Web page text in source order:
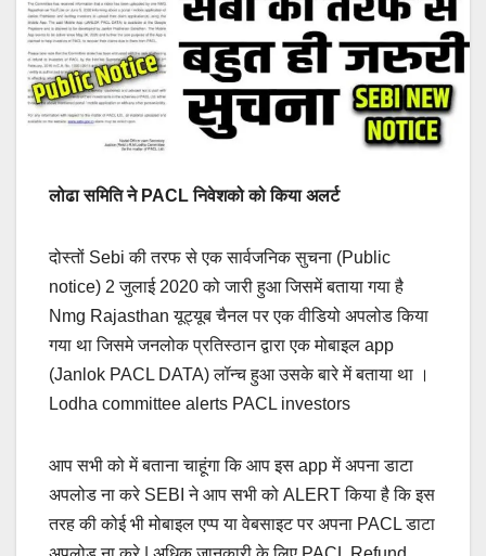
लोढा समिति ने PACL निवेशको को किया अलर्ट
दोस्तों Sebi की तरफ से एक सार्वजनिक सुचना (Public
notice) 2 जुलाई 2020 को जारी हुआ जिसमें बताया गया है
Nmg Rajasthan यूट्यूब चैनल पर एक वीडियो अपलोड किया
गया था जिसमे जनलोक प्रतिस्ठान द्वारा एक मोबाइल app
(Janlok PACL DATA) लॉन्च हुआ उसके बारे में बताया था ।
Lodha committee alerts PACL investors
आप सभी को में बताना चाहूंगा कि आप इस app में अपना डाटा
अपलोड ना करे SEBI ने आप सभी को ALERT किया है कि इस
तरह की कोई भी मोबाइल एप्प या वेबसाइट पर अपना PACL डाटा